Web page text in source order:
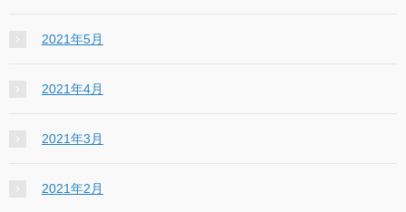
2021年5月
2021年4月
2021年3月
2021年2月